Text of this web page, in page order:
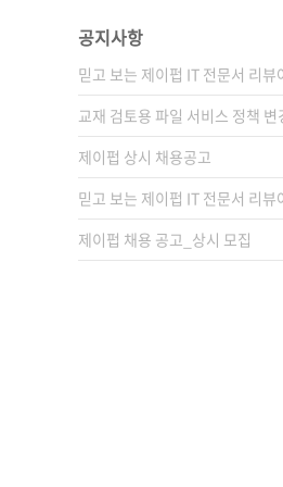
공지사항
믿고 보는 제이펍 IT 전문서 리뷰
교재 검토용 파일 서비스 정책 변
제이펍 상시 채용공고
믿고 보는 제이펍 IT 전문서 리뷰
제이펍 채용 공고_상시 모집